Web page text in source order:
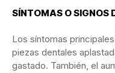
SÍNTOMAS O SIGNOS
Los síntomas
piezas dentales
gastado. También, el